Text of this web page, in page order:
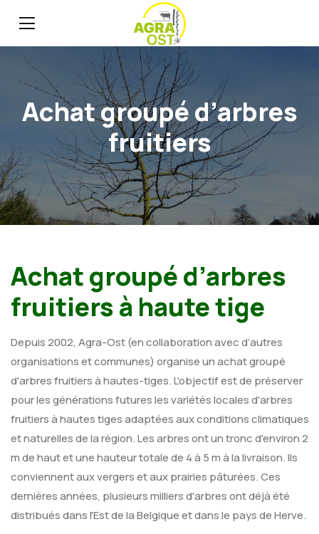
Achat groupé d’arbres
fruitiers
Achat groupé d’arbres
fruitiers à haute tige
Depuis 2002, Agra-Ost (en collaboration avec d’autres
organisations et communes) organise un achat groupé
d'arbres fruitiers à hautes-tiges. L'objectif est de préserver
pour les générations futures les variétés locales d'arbres
fruitiers à hautes tiges adaptées aux conditions climatiques
et naturelles de la région. Les arbres ont un tronc d'environ 2
m de haut et une hauteur totale de 4 à 5 m à la livraison. Ils
conviennent aux vergers et aux prairies pâturées. Ces
dernières années, plusieurs milliers d'arbres ont déjà été
distribués dans l'Est de la Belgique et dans le pays de Herve.